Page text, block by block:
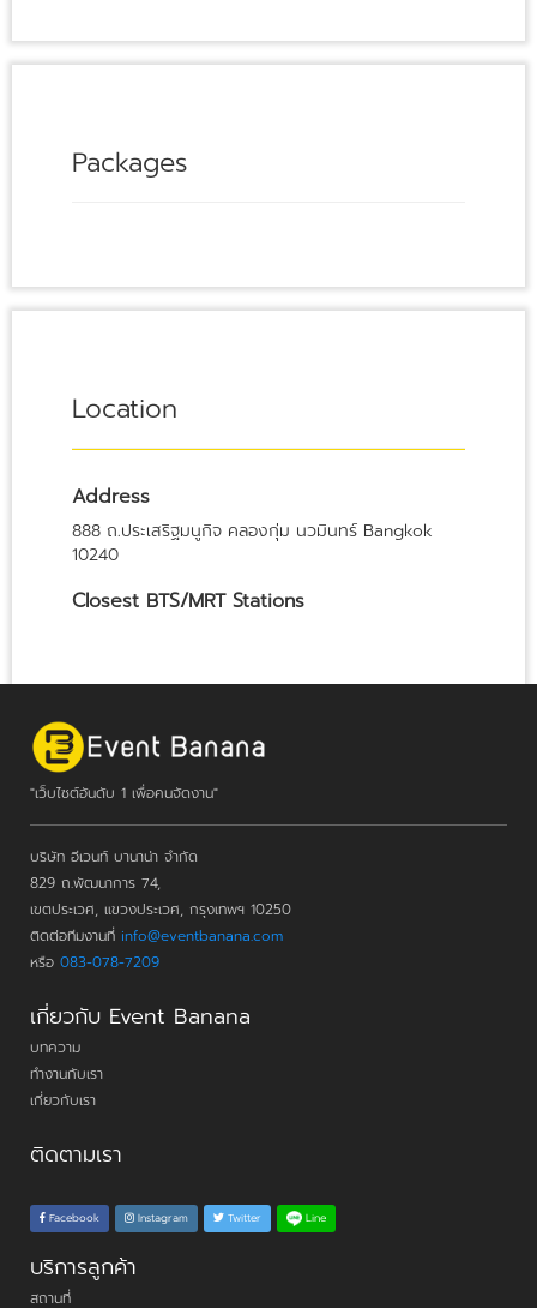
Packages
Location
Address
888 ถ.ประเสริฐมนูกิจ คลองกุ่ม นวมินทร์ Bangkok
10240
Closest BTS/MRT Stations
"เว็บไซต์อันดับ 1 เพื่อคนจัดงาน"
บริษัท อีเวนท์ บานาน่า จำกัด
829 ถ.พัฒนาการ 74,
เขตประเวศ, แขวงประเวศ, กรุงเทพฯ 10250
ติดต่อทีมงานที่ info@eventbanana.com
หรือ 083-078-7209
เกี่ยวกับ Event Banana
บทความ
ทำงานกับเรา
เกี่ยวกับเรา
ติดตามเรา
Facebook Instagram Twitter Line
บริการลูกค้า
สถานที่